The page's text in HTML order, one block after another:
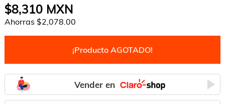
$8,310MXN
Ahorras $2,078.00
¡Producto AGOTADO!
Vender en